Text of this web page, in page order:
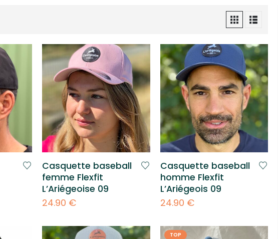
Casquette baseball
femme Flexfit
L’Ariégeoise 09
24.90 €
Casquette baseball
homme Flexfit
L’Ariégeois 09
24.90 €
TOP